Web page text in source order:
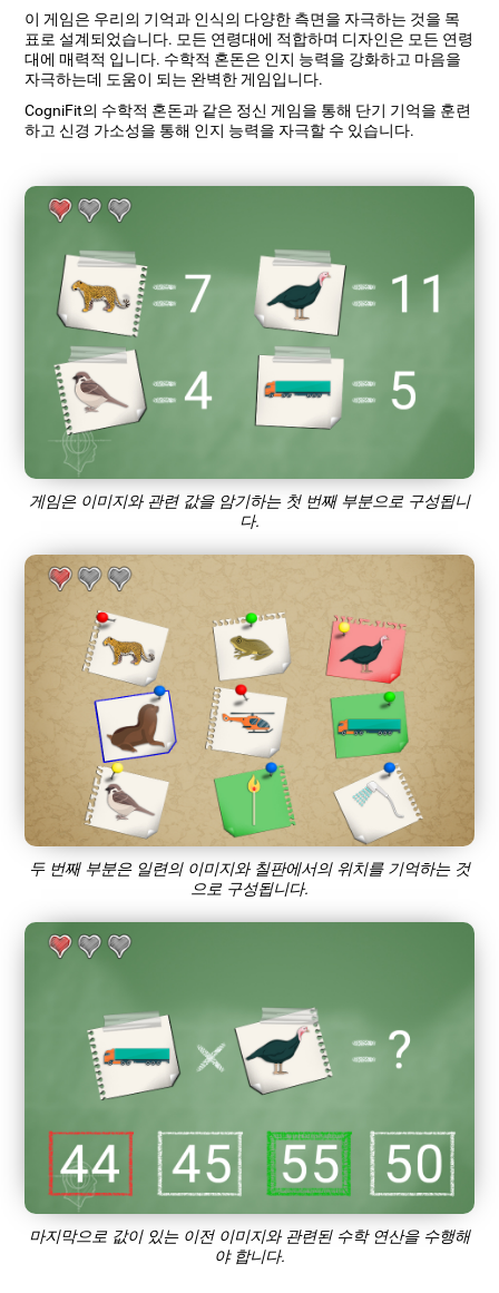
이 게임은 우리의 기억과 인식의 다양한 측면을 자극하는 것을 목
표로 설계되었습니다. 모든 연령대에 적합하며 디자인은 모든 연령
대에 매력적 입니다. 수학적 혼돈은 인지 능력을 강화하고 마음을
자극하는데 도움이 되는 완벽한 게임입니다.
CogniFit의 수학적 혼돈과 같은 정신 게임을 통해 단기 기억을 훈련
하고 신경 가소성을 통해 인지 능력을 자극할 수 있습니다.
게임은 이미지와 관련 값을 암기하는 첫 번째 부분으로 구성됩니
다.
두 번째 부분은 일련의 이미지와 칠판에서의 위치를 ​​기억하는 것
으로 구성됩니다.
마지막으로 값이 있는 이전 이미지와 관련된 수학 연산을 수행해
야 합니다.